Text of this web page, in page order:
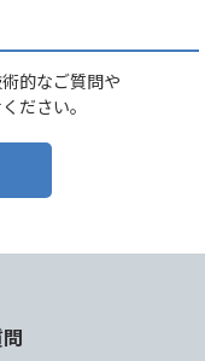
的なご質問や
ださい。